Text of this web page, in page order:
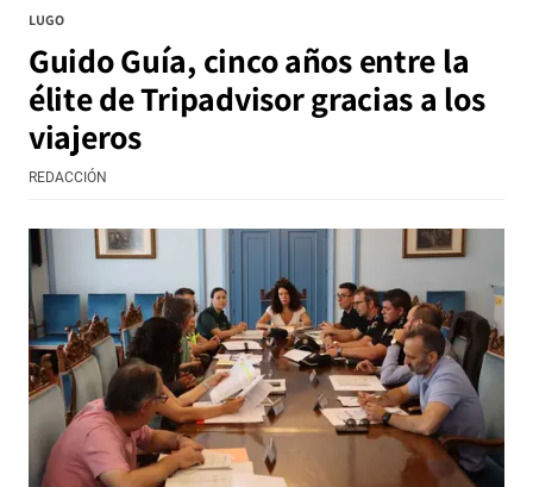
LUGO
Guido Guía, cinco años entre la
élite de Tripadvisor gracias a los
viajeros
REDACCIÓN